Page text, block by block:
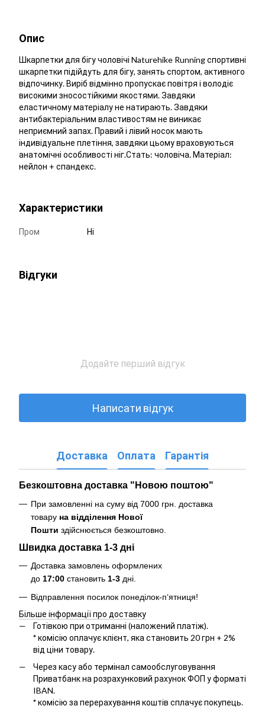
Опис
Шкарпетки для бігу чоловічі Naturehike Running спортивні
шкарпетки підійдуть для бігу, занять спортом, активного
відпочинку. Виріб відмінно пропускає повітря і володіє
високими зносостійкими якостями. Завдяки
еластичному матеріалу не натирають. Завдяки
антибактеріальним властивостям не виникає
неприємний запах. Правий і лівий носок мають
індивідуальне плетіння, завдяки цьому враховуються
анатомічні особливості ніг.Стать: чоловіча. Матеріал:
нейлон + спандекс.
Характеристики
Пром Ні
Відгуки
Додайте перший відгук
Написати відгук
Доставка Оплата Гарантія
Безкоштовна доставка "Новою поштою"
При замовленні на суму від 7000 грн. доставка
товару на відділення Нової
Пошти здійснюється безкоштовно
Швидка доставка 1-3 дні
Доставка замовлень оформлених
до 17:00 становить 1-3 дні.
Відправлення посилок понеділок-п‘ятниця!
Більше інформації про доставку
Готівкою при отриманні (наложений платіж).
*комісію оплачує клієнт, яка становить 20 грн + 2%
від ціни товару.
Через касу або термінал самообслуговування
Приватбанк на розрахунковий рахунок ФОП у форматі
IBAN.
*комісію за перерахування коштів сплачує покупець.